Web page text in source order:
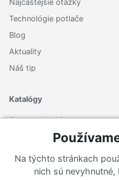
Najčastejšie otázky
Technológie potlače
Blog
Aktuality
Náš tip
Katalógy
Zoznam katalógov
Zaregistrujte sa k odberu
Na týchto stránkach
nich sú